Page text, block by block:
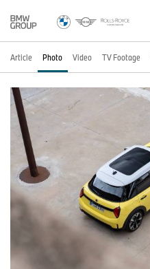
Article Photo Video TV Footage